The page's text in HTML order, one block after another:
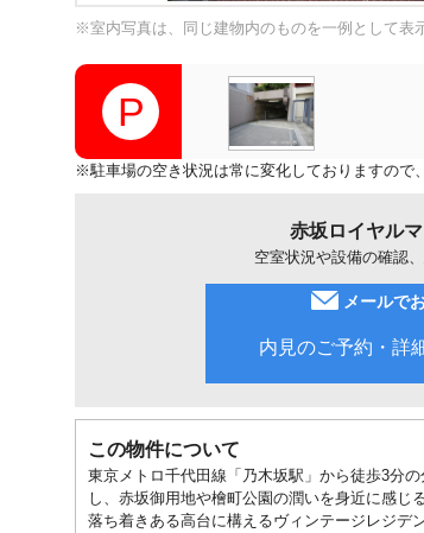
※室内写真は、同じ建物内のものを一例として表
※駐車場の空き状況は常に変化しておりますので
赤坂ロイヤル
空室状況や設備の確認
メールで
内見のご予約・詳
この物件について
東京メトロ千代田線「乃木坂駅」から徒歩3分
し、赤坂御用地や檜町公園の潤いを身近に感
落ち着きある高台に構えるヴィンテージレジデ